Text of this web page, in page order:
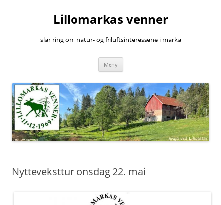
Lillomarkas venner
slår ring om natur- og friluftsinteressene i marka
Meny
Nytteveksttur onsdag 22. mai